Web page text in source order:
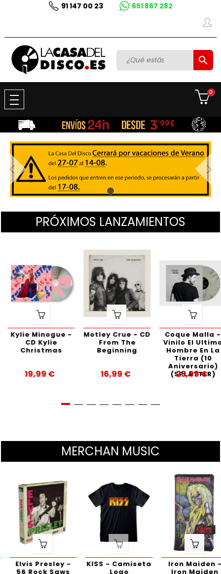
91 147 00 23 651 867 282

0
PRÓXIMOS LANZAMIENTOS
Kylie Minogue -
CD Kylie
Christmas
Precio
19,99 €
Motley Crue - CD
From The
Beginning
Precio
16,99 €
Coque Malla -
Vinilo El Ultimo
Hombre En La
Tierra (10
Aniversario)
(SPLATTER)
Precio
23,99 €
MERCHAN MUSIC
Elvis Presley -
56 Rock Saws
KISS - Camiseta
Logo
Iron Maiden -
Iron Maiden